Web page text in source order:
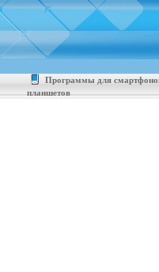
Программы для
планшетов